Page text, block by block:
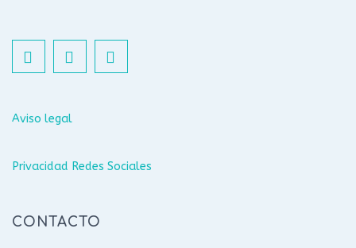
Aviso legal
Privacidad Redes Sociales
CONTACTO